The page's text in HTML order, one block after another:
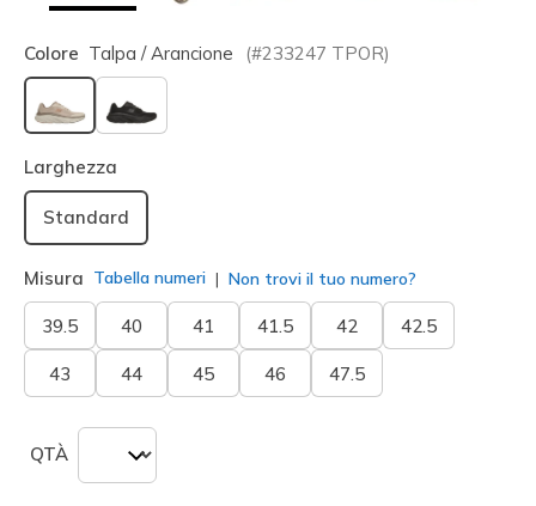
Colore Talpa / Arancione (#233247 TPOR)
selezionato
Larghezza
Standard
Misura Tabella numeri Non trovi il tuo numero?
39.5 40 41 41.5 42 42.5
43 44 45 46 47.5
QTÀ